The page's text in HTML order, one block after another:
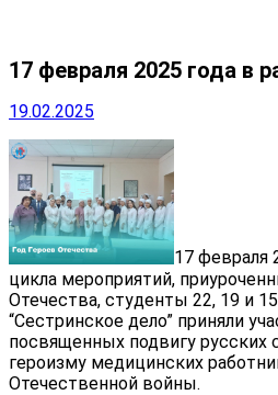
17 февраля 2025 года в
19.02.2025
17 февраля
цикла мероприятий,
Отечества, студенты 22, 19 и
“Сестринское дело” приняли
посвященных подвигу русских
героизму медицинских
Отечественной войны.